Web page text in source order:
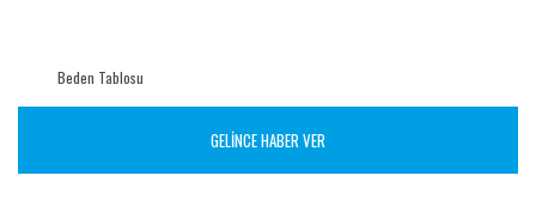
Beden Tablosu
GELİNCE HABER VER